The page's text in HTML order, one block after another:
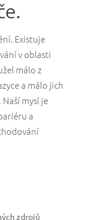
Existuje
v oblasti
málo z
a málo jich
mysí je
a
zdrojů